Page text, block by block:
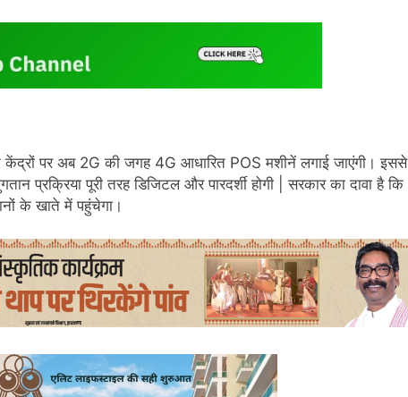
केंद्रों पर अब 2G की जगह 4G आधारित POS मशीनें लगाई जाएंगी। इससे
प्रक्रिया पूरी तरह डिजिटल और पारदर्शी होगी | सरकार का दावा है कि
के खाते में पहुंचेगा।